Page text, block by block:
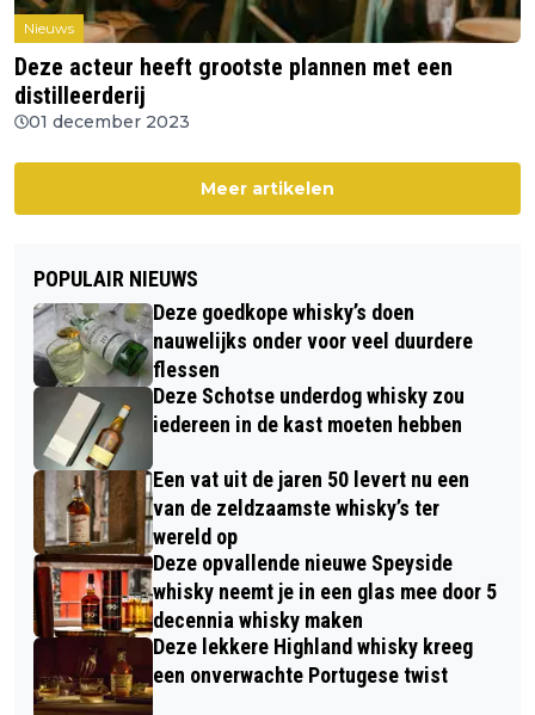
Nieuws
Deze acteur heeft grootste plannen met een
distilleerderij
01 december 2023
Meer artikelen
POPULAIR NIEUWS
Deze goedkope whisky’s doen
nauwelijks onder voor veel duurdere
flessen
Deze Schotse underdog whisky zou
iedereen in de kast moeten hebben
Een vat uit de jaren 50 levert nu een
van de zeldzaamste whisky’s ter
wereld op
Deze opvallende nieuwe Speyside
whisky neemt je in een glas mee door 5
decennia whisky maken
Deze lekkere Highland whisky kreeg
een onverwachte Portugese twist